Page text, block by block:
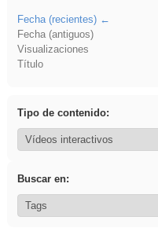
Fecha (recientes)
Fecha (antiguos)
Visualizaciones
Título
Tipo de contenido:
Buscar en: